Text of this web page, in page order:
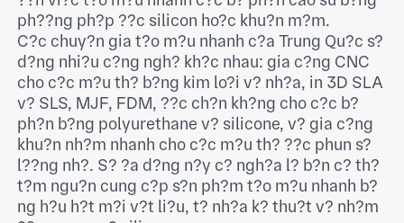
ph??ng ph?p ??c silicon ho?c khu?n m?m.
C?c chuy?n gia t?o m?u nhanh c?a Trung Qu?c s?
d?ng nhi?u c?ng ngh? kh?c nhau: gia c?ng CNC
cho c?c m?u th? b?ng kim lo?i v? nh?a, in 3D SLA
v? SLS, MJF, FDM, ??c ch?n kh?ng cho c?c b?
ph?n b?ng polyurethane v? silicone, v? gia c?ng
khu?n nh?m nhanh cho c?c m?u th? ??c phun s?
l??ng nh?. S? ?a d?ng n?y c? ngh?a l? b?n c? th?
t?m ngu?n cung c?p s?n ph?m t?o m?u nhanh b?
ng h?u h?t m?i v?t li?u, t? nh?a k? thu?t v? nh?m